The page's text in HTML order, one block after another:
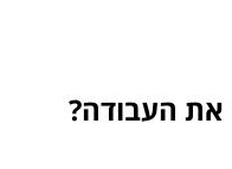
את העבודה?